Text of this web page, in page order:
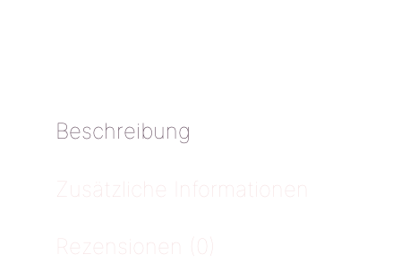
Beschreibung
Zusätzliche Informationen
Rezensionen (0)